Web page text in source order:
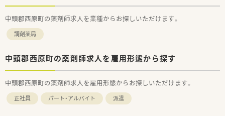
中頭郡西原町の薬剤師求人を業種からお探しいただけます。
調剤薬局
中頭郡西原町の薬剤師求人を雇用形態から探す
中頭郡西原町の薬剤師求人を雇用形態からお探しいただけます。
正社員 パート・アルバイト 派遣